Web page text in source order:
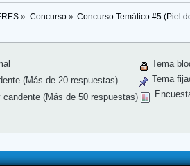
» Concurso» Concurso Temático #5 (Piel
(Más de 20 respuestas)
candente (Más de 50 respuestas)
Tema
Tema